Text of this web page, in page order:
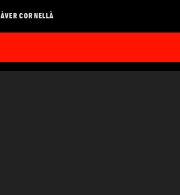
CORNELLÀ